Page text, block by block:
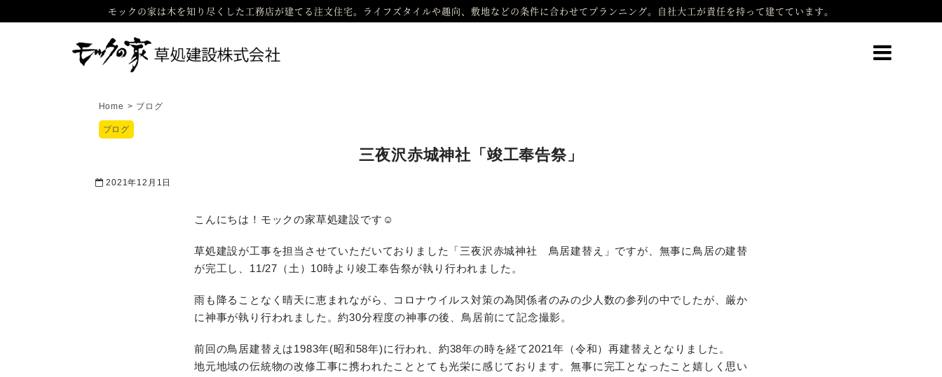
モックの家は木を知り尽くした工務店が建てる注文住宅。ライフズタイルや趣向、敷地などの条件に合わせてプランニング。自社大工が責任を持って建てています。
Home > ブログ
ブログ
三夜沢赤城神社「竣工奉告祭」
2021年12月1日
こんにちは！モックの家草処建設です☺
草処建設が工事を担当させていただいておりました「三夜沢赤城神社 鳥居建替え」ですが、無事に鳥居の建替
が完工し、11/27（土）10時より竣工奉告祭が執り行われました。
雨も降ることなく晴天に恵まれながら、コロナウイルス対策の為関係者のみの少人数の参列の中でしたが、厳か
に神事が執り行われました。約30分程度の神事の後、鳥居前にて記念撮影。
前回の鳥居建替えは1983年(昭和58年)に行われ、約38年の時を経て2021年（令和）再建替えとなりました。
地元地域の伝統物の改修工事に携われたこととても光栄に感じております。無事に完工となったこと嬉しく思い